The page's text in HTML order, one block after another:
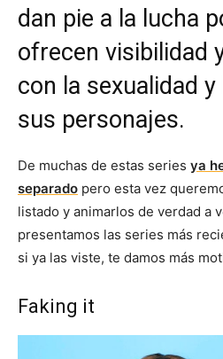
dan pie a la lucha
ofrecen visibilidad
con la sexualidad
sus personajes.
De muchas de estas series ya
separado pero esta vez
listado y animarlos de verdad a
presentamos las series más
si ya las viste, te damos más
Faking it